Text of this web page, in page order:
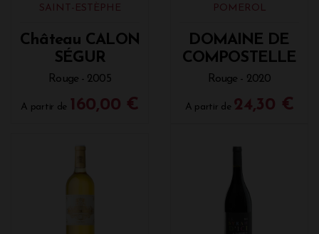
SAINT-ESTÈPHE
Château CALON
SÉGUR
Rouge - 2005
A partir de 160,00 €
POMEROL
DOMAINE DE
COMPOSTELLE
Rouge - 2020
A partir de 24,30 €